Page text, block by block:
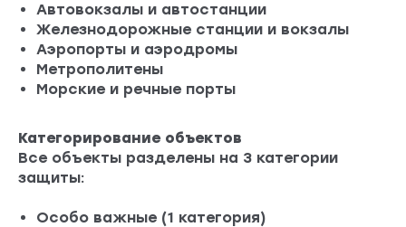
Автовокзалы и автостанции
Железнодорожные станции и вокзалы
Аэропорты и аэродромы
Метрополитены
Морские и речные порты
Категорирование объектов
Все объекты разделены на 3 категории
защиты:
Особо важные (1 категория)